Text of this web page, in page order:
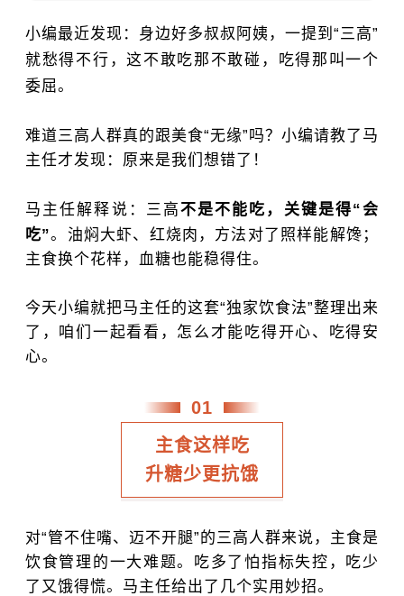
小编最近发现：身边好多叔叔阿姨，一提到“三高”
就愁得不行，这不敢吃那不敢碰，吃得那叫一个
委屈。
难道三高人群真的跟美食“无缘”吗？小编请教了马
主任才发现：原来是我们想错了！
马主任解释说：三高不是不能吃，关键是得“会
吃”。油焖大虾、红烧肉，方法对了照样能解馋；
主食换个花样，血糖也能稳得住。
今天小编就把马主任的这套“独家饮食法”整理出来
了，咱们一起看看，怎么才能吃得开心、吃得安
心。
01
主食这样吃
升糖少更抗饿
对“管不住嘴、迈不开腿”的三高人群来说，主食是
饮食管理的一大难题。吃多了怕指标失控，吃少
了又饿得慌。马主任给出了几个实用妙招。